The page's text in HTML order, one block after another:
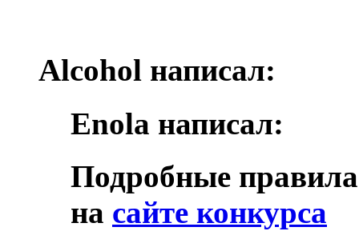
Alcohol написал:
Enola написал:
Подробные
на сайте конкурса